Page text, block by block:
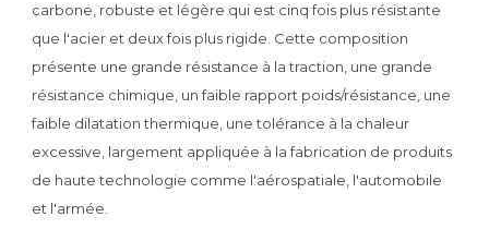
carbone, robuste et légère qui est cinq fois plus résistante
que l'acier et deux fois plus rigide. Cette composition
présente une grande résistance à la traction, une grande
résistance chimique, un faible rapport poids/résistance, une
faible dilatation thermique, une tolérance à la chaleur
excessive, largement appliquée à la fabrication de produits
de haute technologie comme l'aérospatiale, l'automobile
et l'armée.